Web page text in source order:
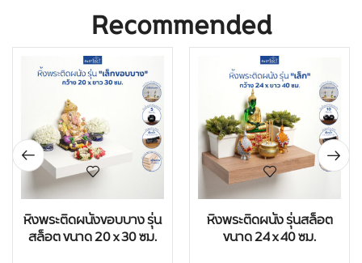
Recommended
หิ้งพระติดผนังขอบบาง รุ่น
สล็อต ขนาด 20 x 30 ซม.
หิ้งพระติดผนัง รุ่นสล็อต
ขนาด 24 x 40 ซม.